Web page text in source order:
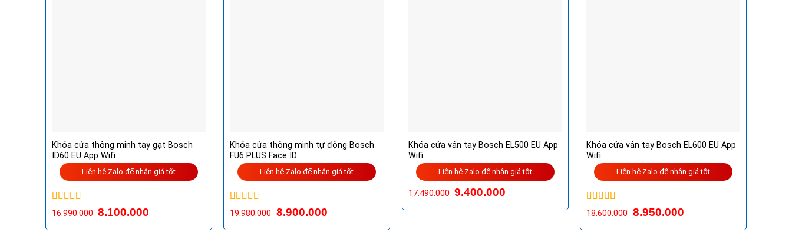
Khóa cửa thông minh tay gạt Bosch
ID60 EU App Wifi
Liên hệ Zalo để nhận giá tốt
Được xếp
hạng 5.00 5
sao
16.990.000 8.100.000
Khóa cửa thông minh tự động Bosch
FU6 PLUS Face ID
Liên hệ Zalo để nhận giá tốt
Được xếp
hạng 5.00 5
sao
19.980.000 8.900.000
Khóa cửa vân tay Bosch EL500 EU App
Wifi
Liên hệ Zalo để nhận giá tốt
17.490.000 9.400.000
Khóa cửa vân tay Bosch EL600 EU App
Wifi
Liên hệ Zalo để nhận giá tốt
Được xếp
hạng 5.00 5
sao
18.600.000 8.950.000